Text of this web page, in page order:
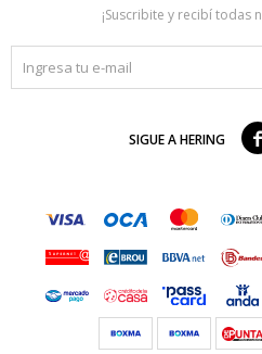
¡Suscribite y recibí todas
SIGUE A HERING 